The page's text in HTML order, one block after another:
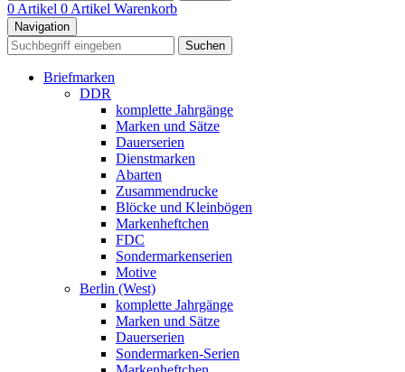
0 Artikel 0 Artikel Warenkorb
Navigation
Suchen
Briefmarken
DDR
komplette Jahrgänge
Marken und Sätze
Dauerserien
Dienstmarken
Abarten
Zusammendrucke
Blöcke und Kleinbögen
Markenheftchen
FDC
Sondermarkenserien
Motive
Berlin (West)
komplette Jahrgänge
Marken und Sätze
Dauerserien
Sondermarken-Serien